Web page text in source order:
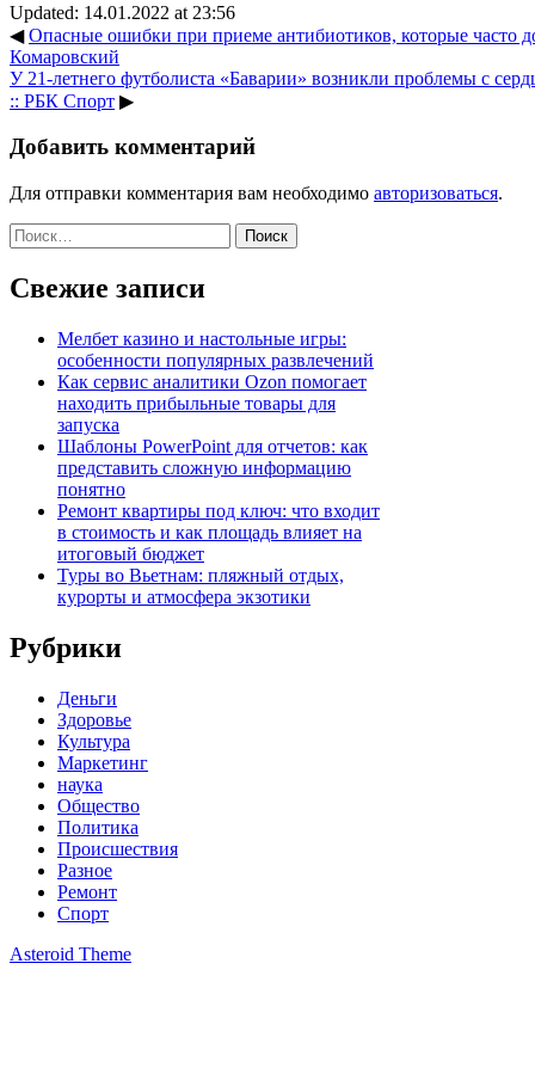
Updated: 14.01.2022 at 23:56
◀Опасные ошибки при приеме антибиотиков, которые часто
Комаровский
У 21-летнего футболиста «Баварии» возникли проблемы с
:: РБК Спорт ▶
Добавить комментарий
Для отправки комментария вам необходимо авторизоваться.
Найти:
Свежие записи
Мелбет казино и настольные игры:
особенности популярных развлечений
Как сервис аналитики Ozon помогает
находить прибыльные товары для
запуска
Шаблоны PowerPoint для отчетов: как
представить сложную информацию
понятно
Ремонт квартиры под ключ: что входит
в стоимость и как площадь влияет на
итоговый бюджет
Туры во Вьетнам: пляжный отдых,
курорты и атмосфера экзотики
Рубрики
Деньги
Здоровье
Культура
Маркетинг
наука
Общество
Политика
Происшествия
Разное
Ремонт
Спорт
Asteroid Theme